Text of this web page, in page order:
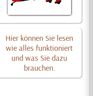
Hier können Sie lesen
wie alles funktioniert
und was Sie dazu
brauchen.